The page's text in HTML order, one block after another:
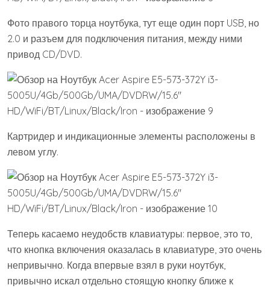
Фото правого торца ноутбука, тут еще один порт USB, но
2.0 и разъем для подключения питания, между ними
привод CD/DVD.
Картридер и индикационные элементы расположены в
левом углу.
Теперь касаемо неудобств клавиатуры: первое, это то,
что кнопка включения оказалась в клавиатуре, это очень
непривычно. Когда впервые взял в руки ноутбук,
привычно искал отдельно стоящую кнопку ближе к